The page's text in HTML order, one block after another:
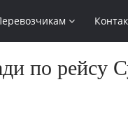
по рейсу